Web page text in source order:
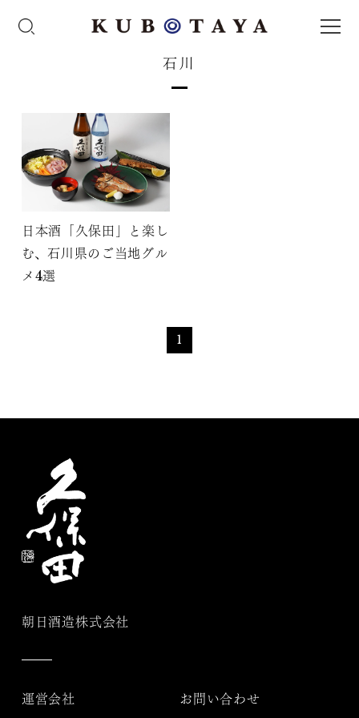
石川
日本酒「久保田」と楽し
む、石川県のご当地グル
メ4選
1
朝日酒造株式会社
運営会社 お問い合わせ